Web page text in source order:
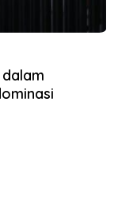
dalam